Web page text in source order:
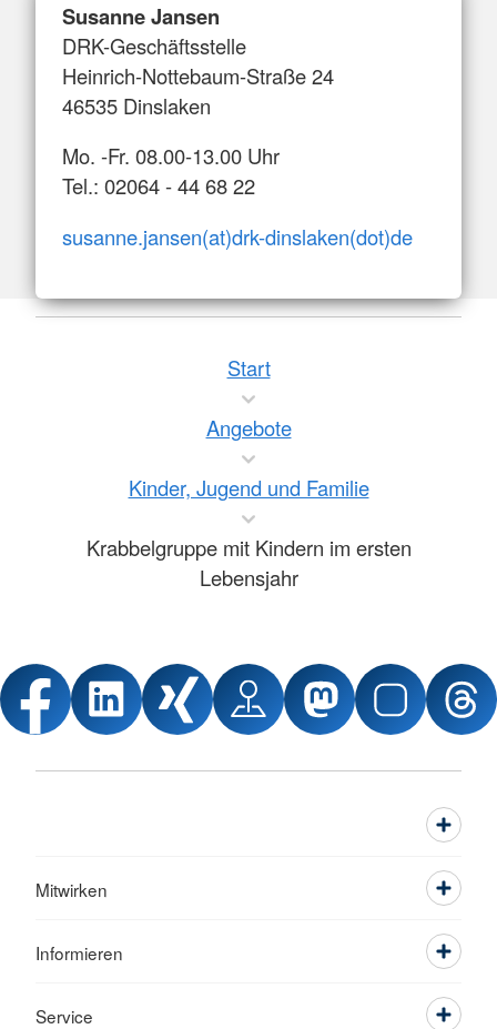
Susanne Jansen
DRK-Geschäftsstelle
Heinrich-Nottebaum-Straße 24
46535 Dinslaken
Mo. -Fr. 08.00-13.00 Uhr
Tel.: 02064 - 44 68 22
susanne.jansen(at)drk-dinslaken(dot)de
Start
Angebote
Kinder, Jugend und Familie
Krabbelgruppe mit Kindern im ersten
Lebensjahr
Mitwirken
Informieren
Service